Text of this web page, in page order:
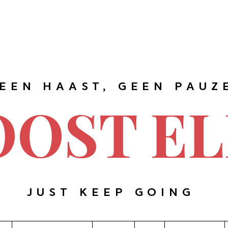
HAAST, GEEN
JUST KEEP GOING